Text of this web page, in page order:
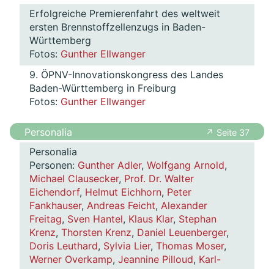
Erfolgreiche Premierenfahrt des weltweit
ersten Brennstoffzellenzugs in Baden-
Württemberg
Fotos: Gunther Ellwanger
9. ÖPNV-Innovationskongress des Landes
Baden-Württemberg in Freiburg
Fotos: Gunther Ellwanger
Personalia ↗ Seite 37
Personalia
Personen: Gunther Adler, Wolfgang Arnold,
Michael Clausecker, Prof. Dr. Walter
Eichendorf, Helmut Eichhorn, Peter
Fankhauser, Andreas Feicht, Alexander
Freitag, Sven Hantel, Klaus Klar, Stephan
Krenz, Thorsten Krenz, Daniel Leuenberger,
Doris Leuthard, Sylvia Lier, Thomas Moser,
Werner Overkamp, Jeannine Pilloud, Karl-